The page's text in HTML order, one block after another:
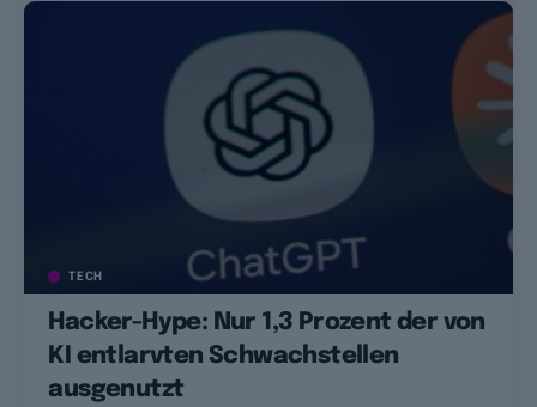
TECH
Hacker-Hype: Nur 1,3 Prozent der von
KI entlarvten Schwachstellen
ausgenutzt